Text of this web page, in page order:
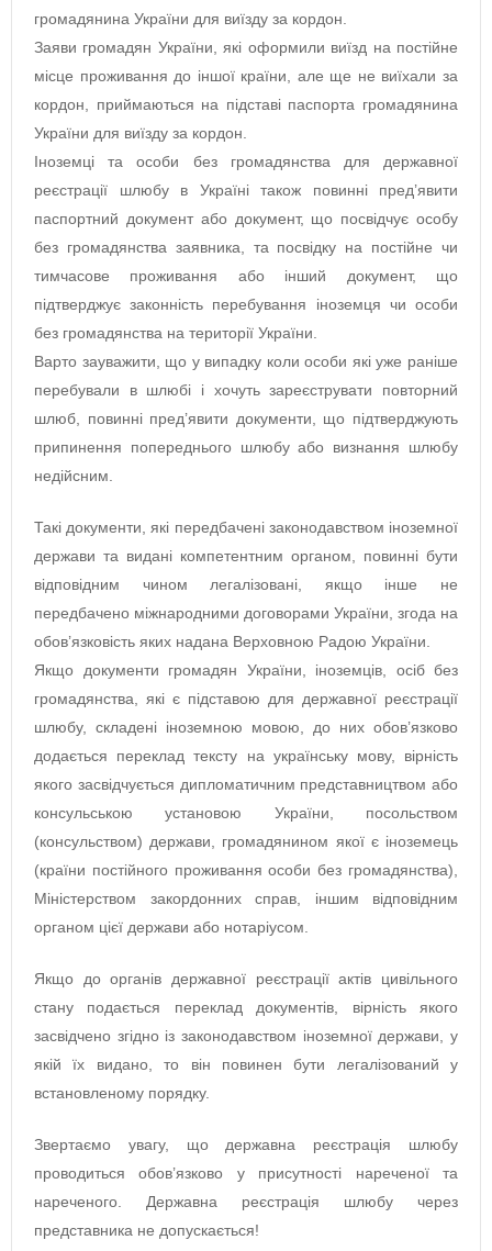
громадянина України для виїзду за кордон.
Заяви громадян України, які оформили виїзд на постійне
місце проживання до іншої країни, але ще не виїхали за
кордон, приймаються на підставі паспорта громадянина
України для виїзду за кордон.
Іноземці та особи без громадянства для державної
реєстрації шлюбу в Україні також повинні пред’явити
паспортний документ або документ, що посвідчує особу
без громадянства заявника, та посвідку на постійне чи
тимчасове проживання або інший документ, що
підтверджує законність перебування іноземця чи особи
без громадянства на території України.
Варто зауважити, що у випадку коли особи які уже раніше
перебували в шлюбі і хочуть зареєструвати повторний
шлюб, повинні пред’явити документи, що підтверджують
припинення попереднього шлюбу або визнання шлюбу
недійсним.
Такі документи, які передбачені законодавством іноземної
держави та видані компетентним органом, повинні бути
відповідним чином легалізовані, якщо інше не
передбачено міжнародними договорами України, згода на
обов’язковість яких надана Верховною Радою України.
Якщо документи громадян України, іноземців, осіб без
громадянства, які є підставою для державної реєстрації
шлюбу, складені іноземною мовою, до них обов’язково
додається переклад тексту на українську мову, вірність
якого засвідчується дипломатичним представництвом або
консульською установою України, посольством
(консульством) держави, громадянином якої є іноземець
(країни постійного проживання особи без громадянства),
Міністерством закордонних справ, іншим відповідним
органом цієї держави або нотаріусом.
Якщо до органів державної реєстрації актів цивільного
стану подається переклад документів, вірність якого
засвідчено згідно із законодавством іноземної держави, у
якій їх видано, то він повинен бути легалізований у
встановленому порядку.
Звертаємо увагу, що державна реєстрація шлюбу
проводиться обов’язково у присутності нареченої та
нареченого. Державна реєстрація шлюбу через
представника не допускається!